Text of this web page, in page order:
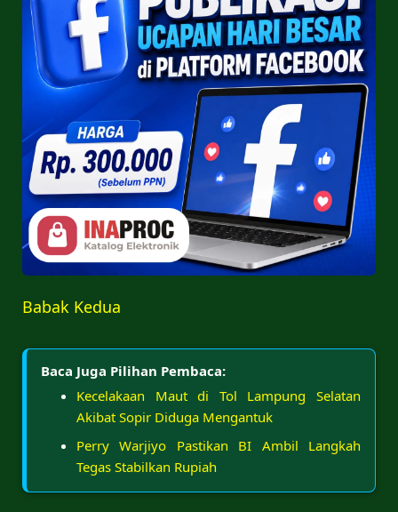
Babak Kedua
Baca Juga Pilihan Pembaca:
Kecelakaan Maut di Tol Lampung Selatan
Akibat Sopir Diduga Mengantuk
Perry Warjiyo Pastikan BI Ambil Langkah
Tegas Stabilkan Rupiah